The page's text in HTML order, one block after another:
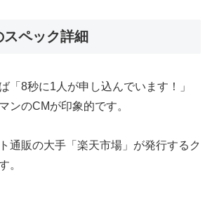
ペック詳細
「8秒に1人が申し込んでいます！」
ンのCMが印象的です。
通販の大手「楽天市場」が発行するク
。